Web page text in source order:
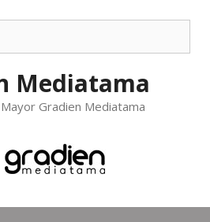
Mediatama
Gradien Mediatama